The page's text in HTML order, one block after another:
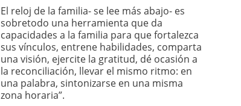
El reloj de la familia- se lee más abajo- es
sobretodo una herramienta que da
capacidades a la familia para que fortalezca
sus vínculos, entrene habilidades, comparta
una visión, ejercite la gratitud, dé ocasión a
la reconciliación, llevar el mismo ritmo: en
una palabra, sintonizarse en una misma
zona horaria”.